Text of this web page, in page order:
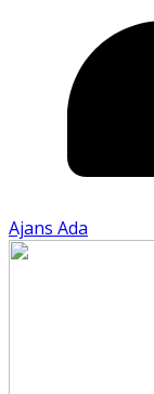
Ajans Ada